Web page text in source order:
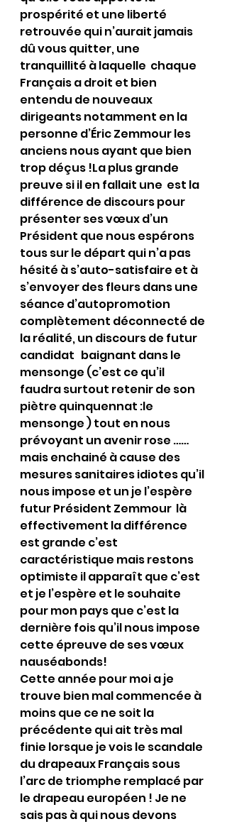
prospérité et une liberté
retrouvée qui n’aurait jamais
dû vous quitter, une
tranquillité à laquelle  chaque
Français a droit et bien
entendu de nouveaux
dirigeants notamment en la
personne d’Éric Zemmour les
anciens nous ayant que bien
trop déçus !La plus grande
preuve si il en fallait une  est la
différence de discours pour
présenter ses vœux d’un
Président que nous espérons
tous sur le départ qui n’a pas
hésité à s’auto-satisfaire et à
s’envoyer des fleurs dans une
séance d’autopromotion
complètement déconnecté de
la réalité, un discours de futur
candidat   baignant dans le
mensonge (c’est ce qu’il
faudra surtout retenir de son
piètre quinquennat :le
mensonge ) tout en nous
prévoyant un avenir rose ……
mais enchainé à cause des
mesures sanitaires idiotes qu’il
nous impose et un je l’espère
futur Président Zemmour  là
effectivement la différence
est grande c’est
caractéristique mais restons
optimiste il apparaît que c’est
et je l’espère et le souhaite
pour mon pays que c’est la
dernière fois qu’il nous impose
cette épreuve de ses vœux
nauséabonds!
Cette année pour moi a je
trouve bien mal commencée à
moins que ce ne soit la
précédente qui ait très mal
finie lorsque je vois le scandale
du drapeaux Français sous
l’arc de triomphe remplacé par
le drapeau européen ! Je ne
sais pas à qui nous devons